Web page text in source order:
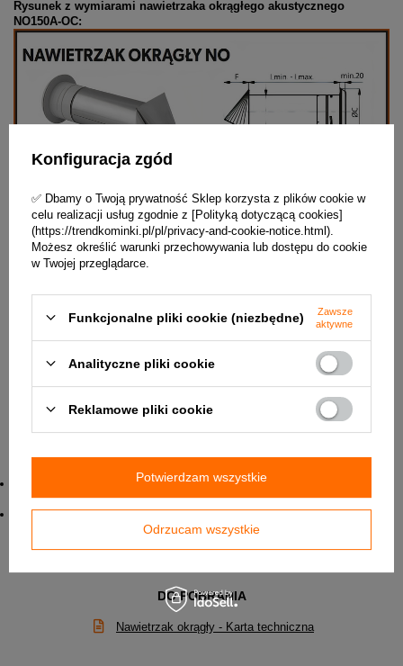
Rysunek z wymiarami nawietrzaka okrągłego akustycznego
NO150A-OC:
Dane techniczne:
Materiał wykonania - czerpnia blacha ocynkowana , anemostat biały ,
kanał PCV
Gwarancja - 2 lata
DO POBRANIA
Nawietrzak okrągły - Karta techniczna
Konfiguracja zgód
✅ Dbamy o Twoją prywatność Sklep korzysta z plików cookie w
celu realizacji usług zgodnie z [Polityką dotyczącą cookies]
(https://trendkominki.pl/pl/privacy-and-cookie-notice.html).
Możesz określić warunki przechowywania lub dostępu do cookie
w Twojej przeglądarce.
Funkcjonalne pliki cookie (niezbędne)
Zawsze
aktywne
Analityczne pliki cookie
Reklamowe pliki cookie
Odrzucam wszystkie
Potwierdzam wszystkie